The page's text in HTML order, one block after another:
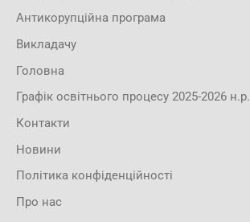
Антикорупційна програма
Викладачу
Головна
Графік освітнього процесу 2025-2026 н.р.
Контакти
Новини
Політика конфіденційності
Про нас